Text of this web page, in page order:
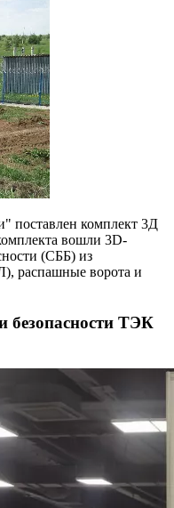
поставлен комплект 3Д
вошли 3D-
(СББ) из
распашные ворота и
безопасности ТЭК